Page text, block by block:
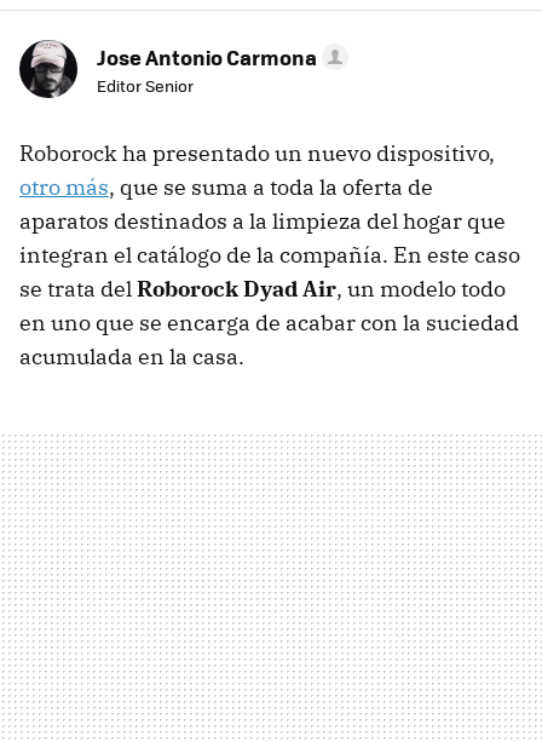
Jose Antonio Carmona
Editor Senior
Roborock ha presentado un nuevo dispositivo,
otro más, que se suma a toda la oferta de
aparatos destinados a la limpieza del hogar que
integran el catálogo de la compañía. En este caso
se trata delRoborock Dyad Air, un modelo todo
en uno que se encarga de acabar con la suciedad
acumulada en la casa.